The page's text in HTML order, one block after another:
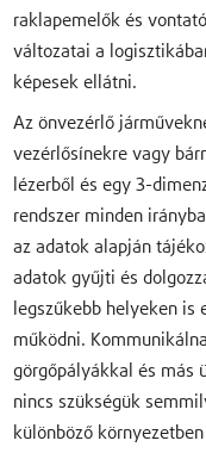
raklapemelők és
változatai a
képesek ellátni.
Az önvezérlő
vezérlősínekre vagy
lézerből és egy 3-
rendszer minden
az adatok alapján
adatok gyűjti és
legszűkebb helyeken is
működni.
görgőpályákkal és más
nincs szükségük
különböző